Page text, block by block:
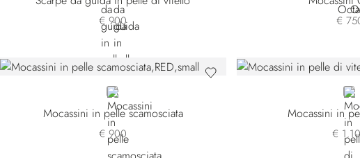
€ 900 €
RED
Mocassini in pelle scamosciata
€ 900
Mocassini in
€